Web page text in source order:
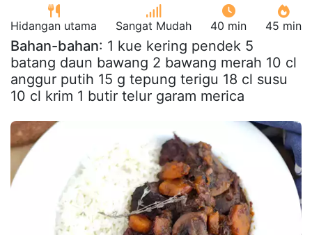
Hidangan utama Sangat Mudah 40 min 45 min
Bahan-bahan: 1 kue kering pendek 5
batang daun bawang 2 bawang merah 10 cl
anggur putih 15 g tepung terigu 18 cl susu
10 cl krim 1 butir telur garam merica